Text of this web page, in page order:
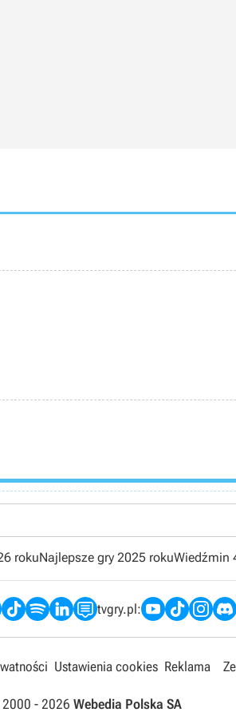
rokuNajlepsze gry 2025 rokuWiedźmin
tvgry.pl:
Ustawienia cookies Reklama
- 2026 Webedia Polska SA